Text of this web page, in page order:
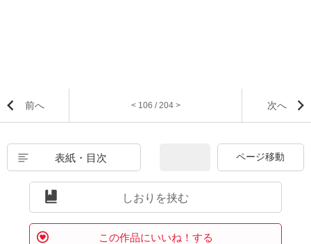
前へ < 106 / 204 > 次へ
表紙・目次
しおりを挟む
この作品にいいね！する